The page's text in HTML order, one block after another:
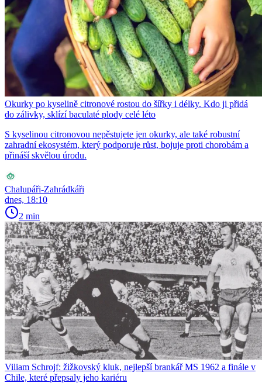
Okurky po kyselině citronové rostou do šířky i délky. Kdo ji přidá
do zálivky, sklízí baculaté plody celé léto
S kyselinou citronovou nepěstujete jen okurky, ale také robustní
zahradní ekosystém, který podporuje růst, bojuje proti chorobám a
přináší skvělou úrodu.
Chalupáři-Zahrádkáři
dnes, 18:10
2 min
Viliam Schrojf: žižkovský kluk, nejlepší brankář MS 1962 a finále v
Chile, které přepsaly jeho kariéru